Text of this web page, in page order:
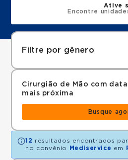
Ative
Encontre
Filtre por gênero
Cirurgião de Mão com
mais próxima
Busque
12 resultados encontrados
no convênio
Mediservice em